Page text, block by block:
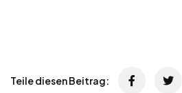
Teile diesen Beitrag: